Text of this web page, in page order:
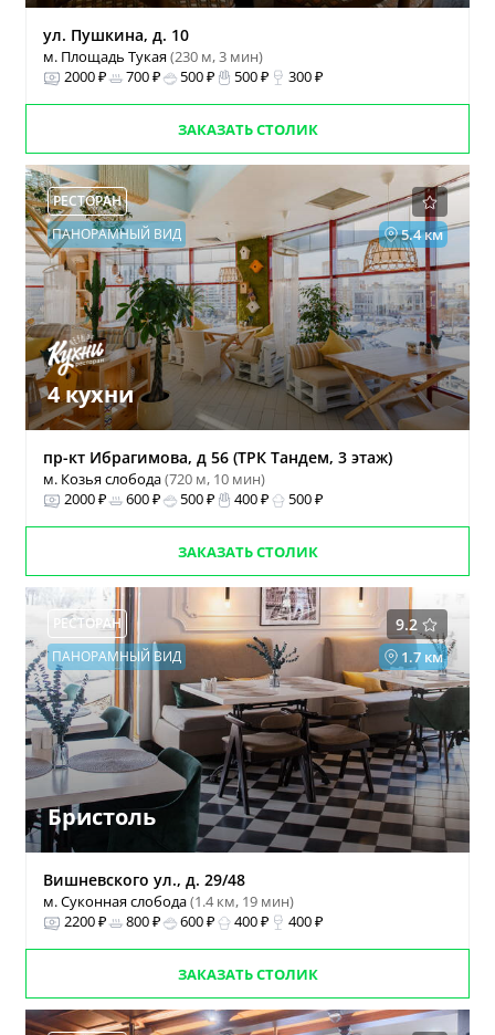
ул. Пушкина, д. 10
м. Площадь Тукая(230 м, 3 мин)
2000 ₽
700 ₽ 500 ₽ 500 ₽ 300 ₽
ЗАКАЗАТЬ СТОЛИК
РЕСТОРАН
5.4 км
ПАНОРАМНЫЙ ВИД
4 кухни
пр-кт Ибрагимова, д 56 (ТРК Тандем, 3 этаж)
м. Козья слобода(720 м, 10 мин)
2000 ₽
600 ₽ 500 ₽ 400 ₽ 500 ₽
ЗАКАЗАТЬ СТОЛИК
9.2
РЕСТОРАН
1.7 км
ПАНОРАМНЫЙ ВИД
Бристоль
Вишневского ул., д. 29/48
м. Суконная слобода(1.4 км, 19 мин)
2200 ₽
800 ₽ 600 ₽ 400 ₽ 400 ₽
ЗАКАЗАТЬ СТОЛИК